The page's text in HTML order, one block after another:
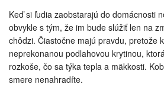
Keď si ľudia zaobstarajú do domácnosti
obvykle s tým, že im bude slúžiť len na
chôdzi. Čiastočne majú pravdu, pretože
neprekonanou podlahovou krytinou,
rozkoše, čo sa týka tepla a mäkkosti.
smere nenahradíte.